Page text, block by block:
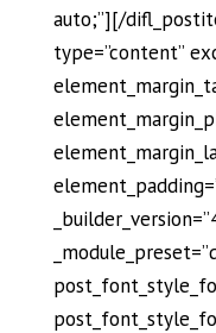
auto;”][/
type=”content”